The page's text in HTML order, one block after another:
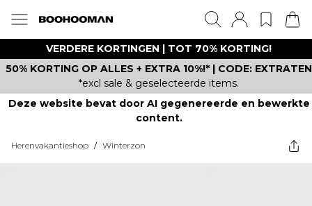
VERDERE KORTINGEN | TOT 70% KORTING!
50% KORTING OP ALLES + EXTRA 10%!* | CODE: EXTRATEN
*excl sale & geselecteerde items.
Deze website bevat door AI gegenereerde en bewerkte
content.
Herenvakantieshop / Winterzon